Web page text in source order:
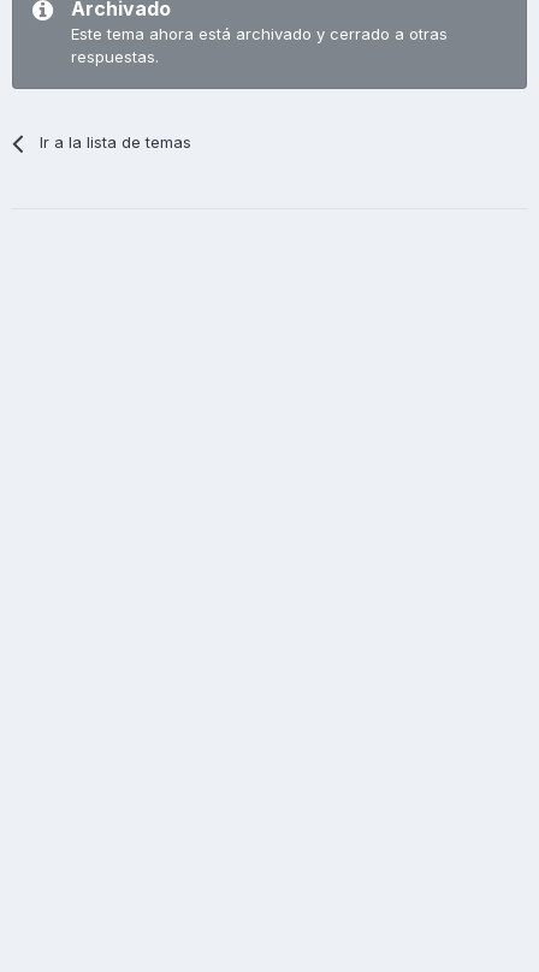
Archivado
Este tema ahora está archivado y cerrado a otras
respuestas.
Ir a la lista de temas